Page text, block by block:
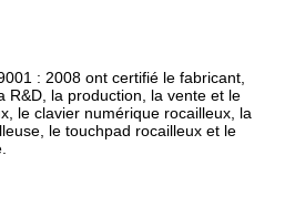
: 2008 ont certifié le fabricant,
R&D, la production, la vente et le
le clavier numérique rocailleux, la
le touchpad rocailleux et le